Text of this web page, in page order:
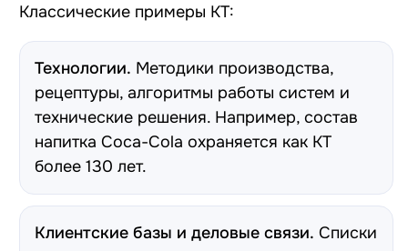
Классические примеры КТ:
Технологии. Методики производства,
рецептуры, алгоритмы работы систем и
технические решения. Например, состав
напитка Coca-Cola охраняется как КТ
более 130 лет.
Клиентские базы и деловые связи. Списки